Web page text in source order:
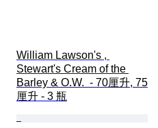
William Lawson's ,
Stewart's Cream of the
Barley & O.W.  - 70厘升, 75
厘升 - 3 瓶